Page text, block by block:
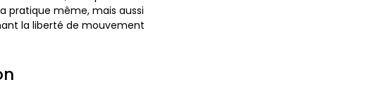
pratique même, mais aussi
la liberté de mouvement